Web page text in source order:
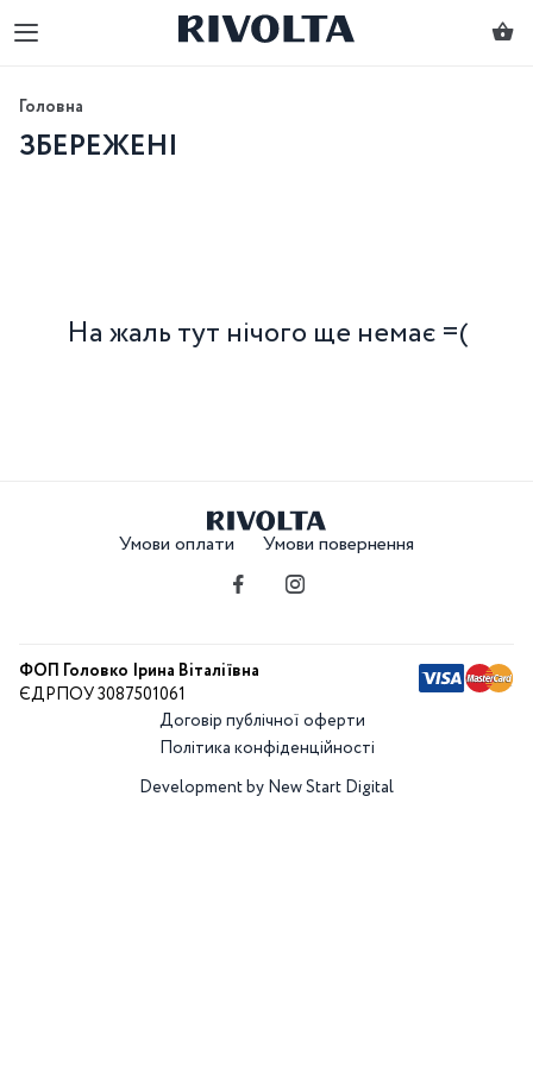
Головна
ЗБЕРЕЖЕНІ
На жаль тут нічого ще немає =(
Умови оплати Умови повернення
ФОП Головко Ірина Віталіївна
ЄДРПОУ 3087501061
Договір публічної оферти
Політика конфіденційності
Development by New Start Digital